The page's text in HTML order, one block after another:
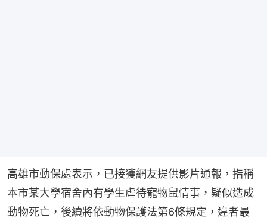
高雄市動保處表示，已接獲網友提供影片通報，指稱
本市某大學宿舍內有學生虐待寵物鼠情事，疑似造成
動物死亡，後續將依動物保護法第6條規定，違者最